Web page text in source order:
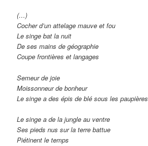
(…)
Cocher d’un attelage mauve et fou
Le singe bat la nuit
De ses mains de géographie
Coupe frontières et langages
Semeur de joie
Moissonneur de bonheur
Le singe a des épis de blé sous les paupières
Le singe a de la jungle au ventre
Ses pieds nus sur la terre battue
Piétinent le temps